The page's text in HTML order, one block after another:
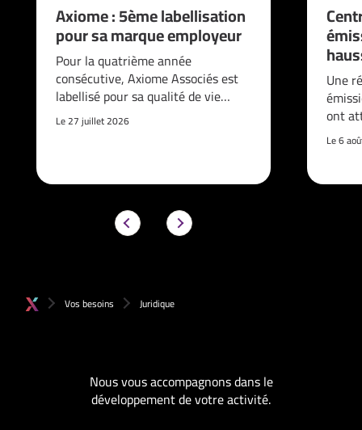
Axiome : 5ème labellisation
pour sa marque employeur
Pour la quatrième année
consécutive, Axiome Associés est
labellisé pour sa qualité de vie…
Le 27 juillet 2026
Une
ont
Le 6
Vos besoins Juridique
Nous vous accompagnons dans le
développement de votre activité.